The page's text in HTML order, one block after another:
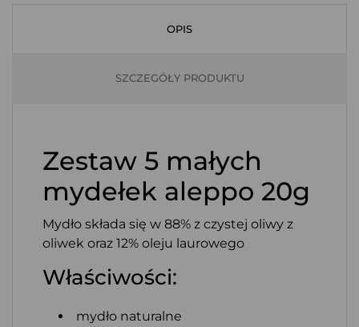
OPIS
SZCZEGÓŁY PRODUKTU
Zestaw 5 małych
mydełek aleppo 20g
Mydło składa się w 88% z czystej oliwy z
oliwek oraz 12% oleju laurowego
Właściwości:
mydło naturalne